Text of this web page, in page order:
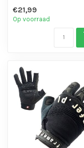
vinger to...
€21,99
Op voorraad